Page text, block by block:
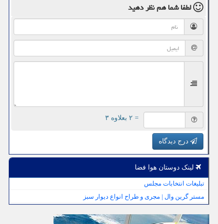
لطفا شما همنظر دهید
= ۲ بعلاوه ۳
درج دیدگاه
لینک دوستان هوا فضا
تبلیغات انتخابات مجلس
مستر گرین وال | مجری و طراح انواع دیوار سبز